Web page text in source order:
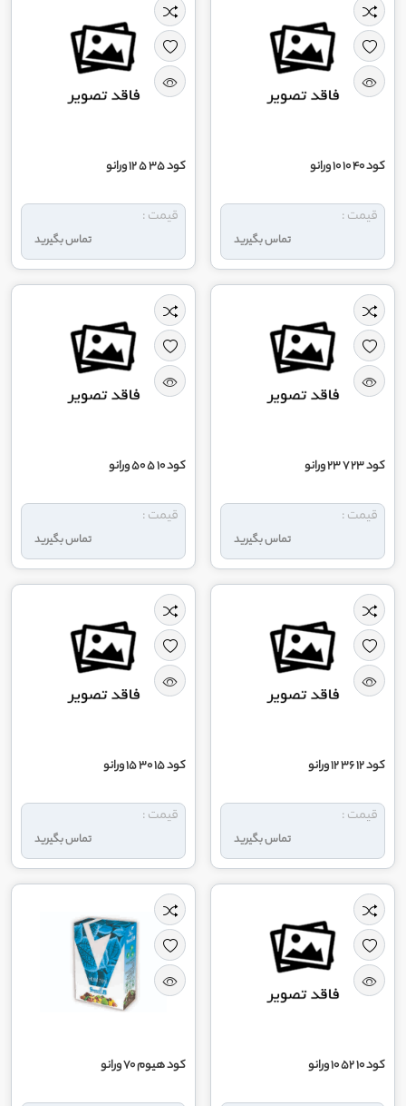
کود 40 10 10 ورانو
تماس بگیرید
قیمت :
کود 35 5 12 ورانو
تماس بگیرید
قیمت :
کود 23 7 23 ورانو
تماس بگیرید
قیمت :
کود 10 5 50 ورانو
تماس بگیرید
قیمت :
کود 12 36 12 ورانو
تماس بگیرید
قیمت :
کود 15 30 15 ورانو
تماس بگیرید
قیمت :
کود 10 52 10 ورانو کود هیوم 70 ورانو